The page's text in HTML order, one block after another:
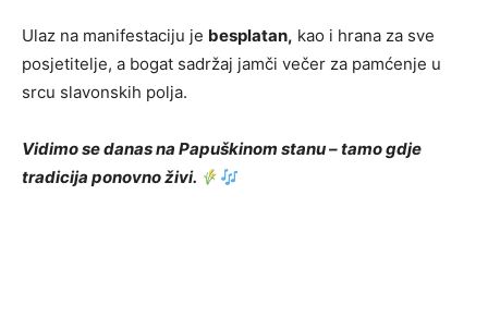
Ulaz na manifestaciju je besplatan, kao i hrana za sve
posjetitelje, a bogat sadržaj jamči večer za pamćenje u
srcu slavonskih polja.
Vidimo se danas na Papuškinom stanu – tamo gdje
tradicija ponovno živi.